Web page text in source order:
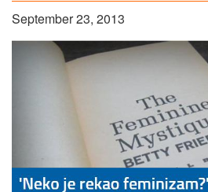
September 23, 2013